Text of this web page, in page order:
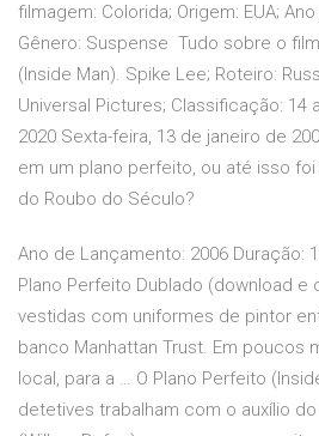
filmagem: Colorida; Origem: EUA;
Gênero: Suspense Tudo sobre o
(Inside Man). Spike Lee; Roteiro:
Universal Pictures; Classificação: 14
2020 Sexta-feira, 13 de janeiro de
em um plano perfeito, ou até isso
do Roubo do Século?
Ano de Lançamento: 2006 Duração:
Plano Perfeito Dublado (download e
vestidas com uniformes de pintor
banco Manhattan Trust. Em poucos
local, para a … O Plano Perfeito
detetives trabalham com o auxílio